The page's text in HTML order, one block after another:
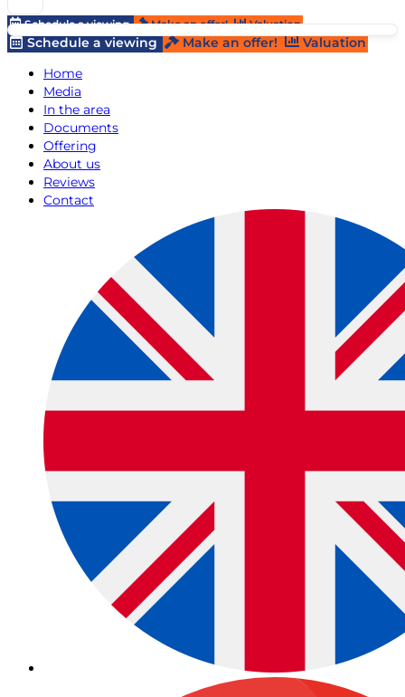
Schedule a viewing Make an offer! Valuation
Schedule a viewing Make an offer!
Valuation
Home
Media
In the area
Documents
Offering
About us
Reviews
Contact